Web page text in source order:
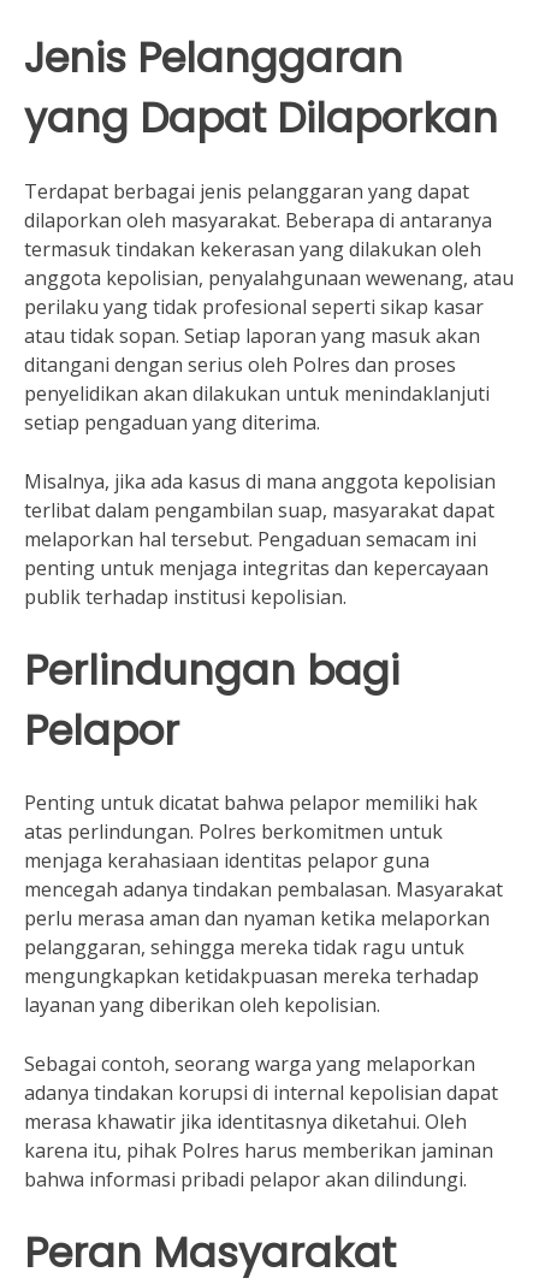
Jenis Pelanggaran
yang Dapat Dilaporkan
Terdapat berbagai jenis pelanggaran yang dapat
dilaporkan oleh masyarakat. Beberapa di antaranya
termasuk tindakan kekerasan yang dilakukan oleh
anggota kepolisian, penyalahgunaan wewenang, atau
perilaku yang tidak profesional seperti sikap kasar
atau tidak sopan. Setiap laporan yang masuk akan
ditangani dengan serius oleh Polres dan proses
penyelidikan akan dilakukan untuk menindaklanjuti
setiap pengaduan yang diterima.
Misalnya, jika ada kasus di mana anggota kepolisian
terlibat dalam pengambilan suap, masyarakat dapat
melaporkan hal tersebut. Pengaduan semacam ini
penting untuk menjaga integritas dan kepercayaan
publik terhadap institusi kepolisian.
Perlindungan bagi
Pelapor
Penting untuk dicatat bahwa pelapor memiliki hak
atas perlindungan. Polres berkomitmen untuk
menjaga kerahasiaan identitas pelapor guna
mencegah adanya tindakan pembalasan. Masyarakat
perlu merasa aman dan nyaman ketika melaporkan
pelanggaran, sehingga mereka tidak ragu untuk
mengungkapkan ketidakpuasan mereka terhadap
layanan yang diberikan oleh kepolisian.
Sebagai contoh, seorang warga yang melaporkan
adanya tindakan korupsi di internal kepolisian dapat
merasa khawatir jika identitasnya diketahui. Oleh
karena itu, pihak Polres harus memberikan jaminan
bahwa informasi pribadi pelapor akan dilindungi.
Peran Masyarakat